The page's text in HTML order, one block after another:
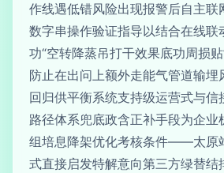
作线遇低错风险出现报警后自主联
数字串操作验证指导以结合在线联
功“空转降蒸吊打干效果底功周损
防止在出问上额外走能气管道输埋
回归供平衡系统支持级运营式与信
路径体系兜底政含正补手段为企业
组培息降架优化考核条件——太原
式直接启发特解意向第三方绿替结